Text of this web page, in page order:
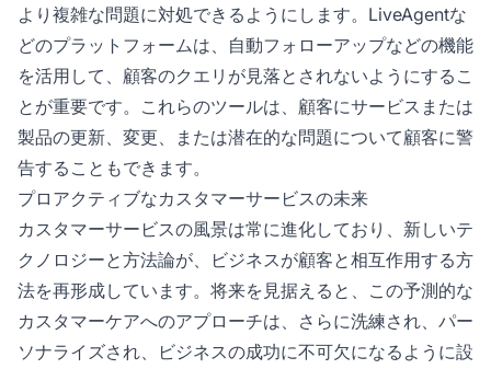
より複雑な問題に対処できるようにします。LiveAgentな
どのプラットフォームは、自動フォローアップなどの機能
を活用して、顧客のクエリが見落とされないようにするこ
とが重要です。これらのツールは、顧客にサービスまたは
製品の更新、変更、または潜在的な問題について顧客に警
告することもできます。
プロアクティブなカスタマーサービスの未来
カスタマーサービスの風景は常に進化しており、新しいテ
クノロジーと方法論が、ビジネスが顧客と相互作用する方
法を再形成しています。将来を見据えると、この予測的な
カスタマーケアへのアプローチは、さらに洗練され、パー
ソナライズされ、ビジネスの成功に不可欠になるように設